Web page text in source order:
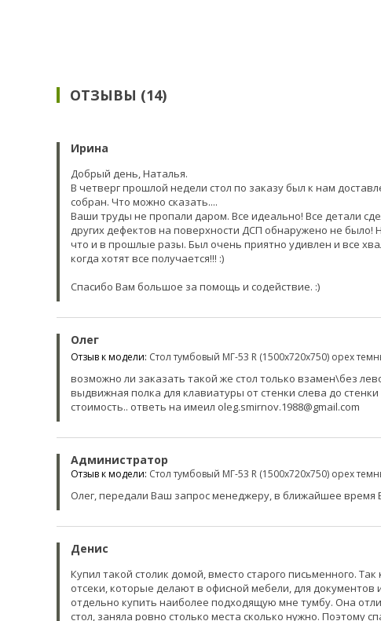
ОТЗЫВЫ (14)
Ирина
Добрый день, Наталья.
В четверг прошлой недели стол по заказу был к нам
собран. Что можно сказать....
Ваши труды не пропали даром. Все идеально! Все детали
других дефектов на поверхности ДСП обнаружено не было!
что и в прошлые разы. Был очень приятно удивлен и все
когда хотят все получается!!! :)
Спасибо Вам большое за помощь и содействие. :)
Олег
Отзыв к модели: Стол тумбовый МГ-53 R (1500х720х750) орех
возможно ли заказать такой же стол только взaмен\без
выдвижная полка для клавиатуры от стенки слева до
стоимость.. ответь на имеил oleg.smirnov.1988@gmail.com
Администратор
Отзыв к модели: Стол тумбовый МГ-53 R (1500х720х750) орех
Олег, передали Ваш запрос менеджеру, в ближайшее время
Денис
Купил такой столик домой, вместо старого письменного.
отсеки, которые делают в офисной мебели, для документов
отдельно купить наиболее подходящую мне тумбу. Она
стол, заняла ровно столько места сколько нужно. Поэтому